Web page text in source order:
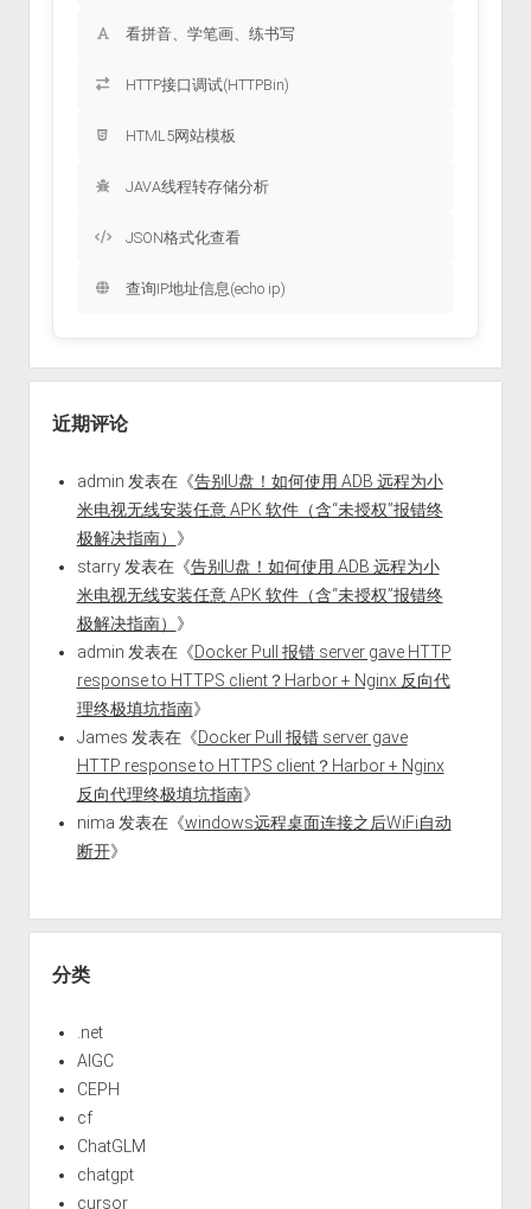
看拼音、学笔画、练书写
HTTP接口调试(HTTPBin)
HTML5网站模板
JAVA线程转存储分析
JSON格式化查看
查询IP地址信息(echo ip)
近期评论
admin 发表在《告别U盘！如何使用 ADB 远程为小
米电视无线安装任意 APK 软件（含“未授权”报错终
极解决指南） 》
starry发表在《告别U盘！如何使用 ADB 远程为小
米电视无线安装任意 APK 软件（含“未授权”报错终
极解决指南） 》
admin 发表在《Docker Pull 报错 server gave HTTP
response to HTTPS client？Harbor + Nginx 反向代
理终极填坑指南》
James 发表在《Docker Pull 报错 server gave
HTTP response to HTTPS client？Harbor + Nginx
反向代理终极填坑指南》
nima 发表在《windows远程桌面连接之后WiFi自动
断开》
分类
.net
AIGC
CEPH
cf
ChatGLM
chatgpt
cursor